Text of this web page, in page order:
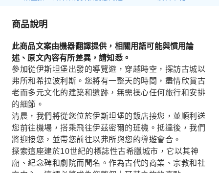
商品說明
此商品文案由機器翻譯提供，相關用語可能與慣用論
述、原文內容有所差異，請知悉。
參加從伊斯坦堡出發的導覽遊，穿越時空，探訪古城以
弗所和希拉波利斯。您將有一整天的時間，盡情欣賞古
老而多元文化的建築和遺跡，無需操心任何旅行和安排
的細節。
清晨，我們將從您位於伊斯坦堡的飯店接您，並順利送
您前往機場，搭乘飛往伊茲密爾的班機。抵達後，我們
將迎接您，並帶您前往以弗所與您的導遊會合。
探索這座建於10世紀的標誌性古希臘城市，它以其神
廟、紀念碑和劇院而聞名。作為古代的商業、宗教和社